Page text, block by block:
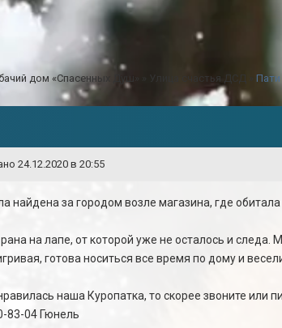
дом «Спасенных Душ» Улица счастья ДСД
24.12.2020 в 20:55
найдена за городом возле магазина, где
на лапе, от которой уже не осталось и
готова носиться все время по дому и
наша Куропатка, то скорее звоните или
83-04 Гюнель